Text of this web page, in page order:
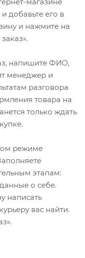
добавьте его в
и нажмите на
напишите ФИО,
менеджер и
разговора
товара на
только ждать
режиме
этапам:
о себе.
написать
вас найти.